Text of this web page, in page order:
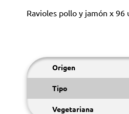
Ravioles pollo y jamón x 96
Origen
Tipo
Vegetariana